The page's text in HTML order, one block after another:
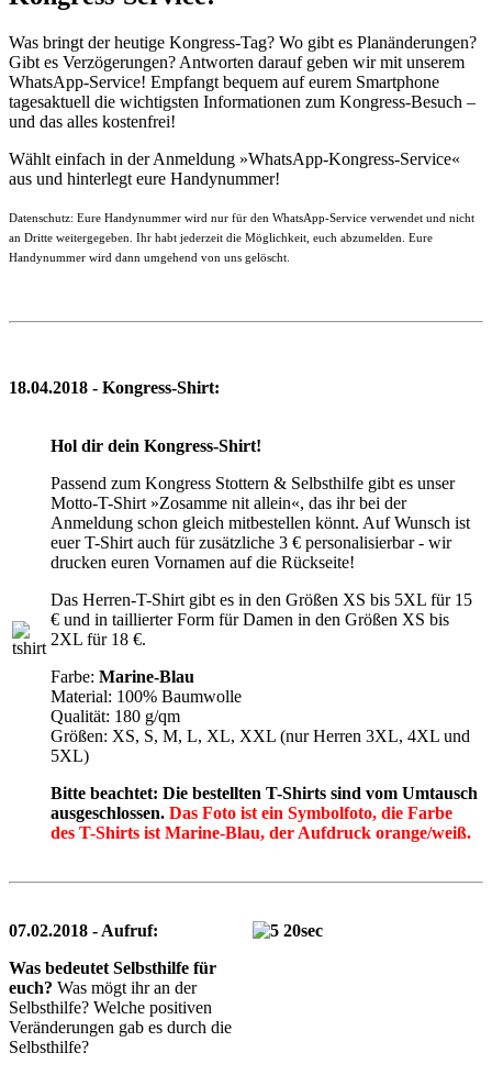
Was bringt der heutige Kongress-Tag? Wo gibt es Planänderungen?
Gibt es Verzögerungen? Antworten darauf geben wir mit unserem
WhatsApp-Service! Empfangt bequem auf eurem Smartphone
tagesaktuell die wichtigsten Informationen zum Kongress-Besuch –
und das alles kostenfrei!
Wählt einfach in der Anmeldung »WhatsApp-Kongress-Service«
aus und hinterlegt eure Handynummer!
Datenschutz: Eure Handynummer wird nur für den WhatsApp-Service verwendet und nicht
an Dritte weitergegeben. Ihr habt jederzeit die Möglichkeit, euch abzumelden. Eure
Handynummer wird dann umgehend von uns gelöscht.
18.04.2018 - Kongress-Shirt:
Hol dir dein Kongress-Shirt!
Passend zum Kongress Stottern & Selbsthilfe gibt es unser
Motto-T-Shirt »Zosamme nit allein«, das ihr bei der
Anmeldung schon gleich mitbestellen könnt. Auf Wunsch ist
euer T-Shirt auch für zusätzliche 3 € personalisierbar - wir
drucken euren Vornamen auf die Rückseite!
Das Herren-T-Shirt gibt es in den Größen XS bis 5XL für 15
€ und in taillierter Form für Damen in den Größen XS bis
2XL für 18 €.
Farbe: Marine-Blau
Material: 100% Baumwolle
Qualität: 180 g/qm
Größen: XS, S, M, L, XL, XXL (nur Herren 3XL, 4XL und
5XL)
Bitte beachtet: Die bestellten T-Shirts sind vom Umtausch
ausgeschlossen. Das Foto ist ein Symbolfoto, die Farbe
des T-Shirts ist Marine-Blau, der Aufdruck orange/weiß.
07.02.2018 - Aufruf:
Was bedeutet Selbsthilfe für
euch? Was mögt ihr an der
Selbsthilfe? Welche positiven
Veränderungen gab es durch die
Selbsthilfe?